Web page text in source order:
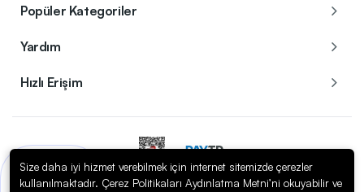
Popüler Kategoriler
Yardım
Hızlı Erişim
Copyright © 2023Herbirivar.com / Enerom Elektrik Elektronik A.Ş.. Tüm
Bir sorunuz mu var?
Size daha iyi hizmet verebilmek için internet sitemizde çerezler
kullanılmaktadır. Çerez Politikaları Aydınlatma Metni’ni okuyabilir ve